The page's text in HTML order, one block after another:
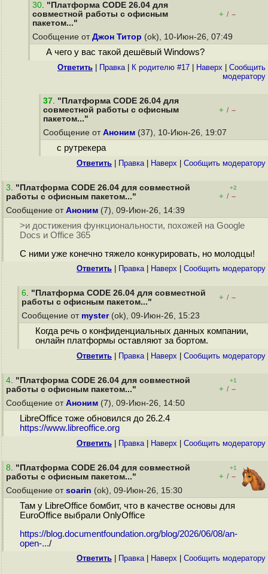
30. "Платформа CODE 26.04 для
совместной работы с офисным
пакетом..."
+ / –
Сообщение от Джон Титор (ok), 10-Июн-26, 07:49
А чего у вас такой дешёвый Windows?
Ответить Правка| К родителю #17 Наверх
Cообщить
модератору
37. "Платформа CODE 26.04 для
совместной работы с офисным
пакетом..."
+ / –
Сообщение от Аноним (37), 10-Июн-26, 19:07
с рутрекера
Ответить Правка| Наверх Cообщить модератору
3. "Платформа CODE 26.04 для совместной
работы с офисным пакетом..."
+2
+ / –
Сообщение от Аноним (7), 09-Июн-26, 14:39
>и достижения функциональности, похожей на Google
Docs и Office 365
С ними уже конечно тяжело конкурировать, но молодцы!
Ответить Правка| Наверх Cообщить модератору
6. "Платформа CODE 26.04 для совместной
работы с офисным пакетом..."
+ / –
Сообщение от myster(ok), 09-Июн-26, 15:23
Когда речь о конфиденциальных данных компании,
онлайн платформы оставляют за бортом.
Ответить Правка| Наверх Cообщить модератору
4. "Платформа CODE 26.04 для совместной
работы с офисным пакетом..."
+1
+ / –
Сообщение от Аноним (7), 09-Июн-26, 14:50
LibreOffice тоже обновился до 26.2.4
https://www.libreoffice.org
Ответить Правка| Наверх Cообщить модератору
8. "Платформа CODE 26.04 для совместной
работы с офисным пакетом..."
+1
+ / –
Сообщение от soarin (ok), 09-Июн-26, 15:30
Там у LibreOffice бомбит, что в качестве основы для
EuroOffice выбрали OnlyOffice
https://blog.documentfoundation.org/blog/2026/06/08/an-
open-.../
Ответить Правка| Наверх Cообщить модератору